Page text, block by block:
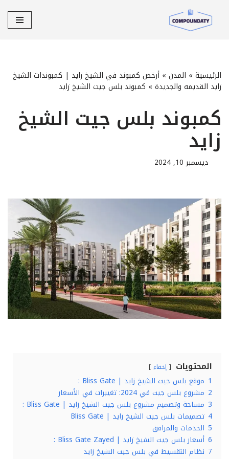
تخطى
الرئيسية » المدن » أرخص كمبوند في الشيخ زايد | كمبوندات الشيخ
زايد القديمه والجديدة » كمبوند بلس جيت الشيخ زايد
كمبوند بلس جيت الشيخ
زايد
ديسمبر 10, 2024
المحتويات إخفاء
1 موقع بلس جيت الشيخ زايد | Bliss Gate :
2 مشروع بلس جيت في 2024: تغييرات في الأسعار
3 مساحة وتصميم مشروع بلس جيت الشيخ زايد | Bliss Gate :
4 تصميمات بلس جيت الشيخ زايد | Bliss Gate
5 الخدمات والمرافق
6 أسعار بلس جيت الشيخ زايد | Bliss Gate Zayed :
7 نظام التقسيط في بلس جيت الشيخ زايد